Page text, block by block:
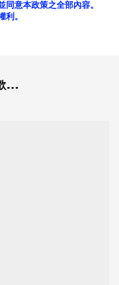
同意本政策之全部內容。
利。
...